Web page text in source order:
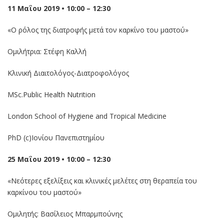
11 Μαΐου 2019 • 10:00 – 12:30
«Ο ρόλος της διατροφής μετά τον καρκίνο του μαστού»
Ομιλήτρια: Στέφη Καλλή
Κλινική Διαιτολόγος-Διατροφολόγος
ΜSc.Public Health Nutrition
London School of Hygiene and Tropical Medicine
PhD (c)Ioνίου Πανεπιστημίου
25 Μαΐου 2019 • 10:00 – 12:30
«Νεότερες εξελίξεις και κλινικές μελέτες στη θεραπεία του
καρκίνου του μαστού»
Ομιλητής: Βασίλειος Μπαρμπούνης